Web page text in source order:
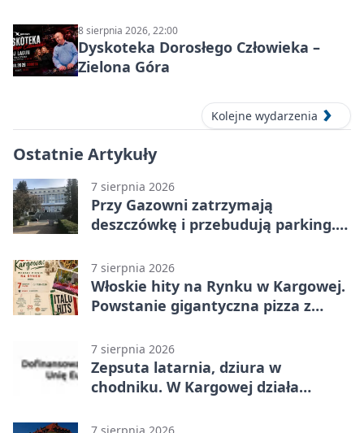
8 sierpnia 2026, 22:00
Dyskoteka Dorosłego Człowieka –
Zielona Góra
Kolejne wydarzenia
Ostatnie Artykuły
7 sierpnia 2026
Przy Gazowni zatrzymają
deszczówkę i przebudują parking.
7 sierpnia 2026
Włoskie hity na Rynku w Kargowej.
Powstanie gigantyczna pizza z
7 sierpnia 2026
Zepsuta latarnia, dziura w
chodniku. W Kargowej działa